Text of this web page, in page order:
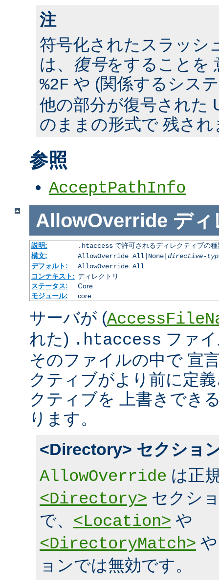
注
符号化されたスラッシ
は、 復号をすることを
%2F や (関係するシス
他の部分が復号された
のままの形式で 残され
参照
AcceptPathInfo
AllowOverride ディ
説明: .htaccessで許可されるディレクティブの種
構文:
AllowOverride All|None| directive-
デフォルト:
AllowOverride All
コンテキスト: ディレクトリ
ステータス:
Core
モジュール:
core
サーバが (
れた) .htaccess ファ
そのファイルの中で 宣
クティブがより前に定
クティブを 上書きでき
ります。
<Directory> セクショ
AllowOverride は正
<Directory> セクシ
で、 <Location> や
<DirectoryMatch>
ョンでは無効です。